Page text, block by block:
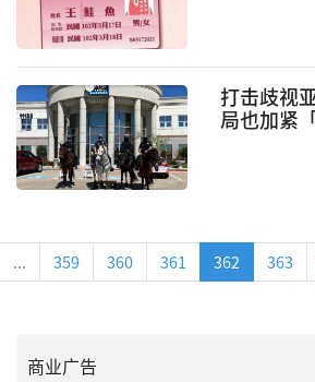
打击歧视
局也加紧
... 359 360 361 362 363
商业广告